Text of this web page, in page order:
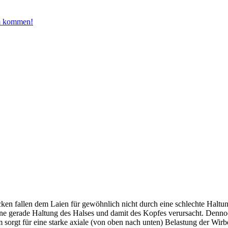
kommen!
fallen dem Laien für gewöhnlich nicht durch eine schlechte
gerade Haltung des Halses und damit des Kopfes verursacht.
sorgt für eine starke axiale (von oben nach unten) Belastung der